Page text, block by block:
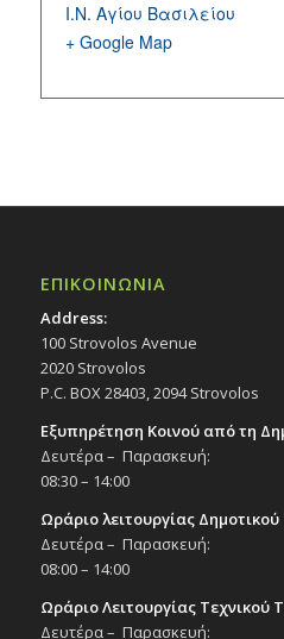
Ι.Ν. Αγίου Βασιλείου
+ Google Map
ΕΠΙΚΟΙΝΩΝΙΑ
Address:
100 Strovolos Avenue
2020 Strovolos
P.C. BOX 28403, 2094 Strovolos
Εξυπηρέτηση Κοινού από τη
Δευτέρα – Παρασκευή:
08:30 – 14:00
Ωράριο λειτουργίας
Δευτέρα – Παρασκευή:
08:00 – 14:00
Ωράριο Λειτουργίας Τεχνικού
Δευτέρα – Παρασκευή: